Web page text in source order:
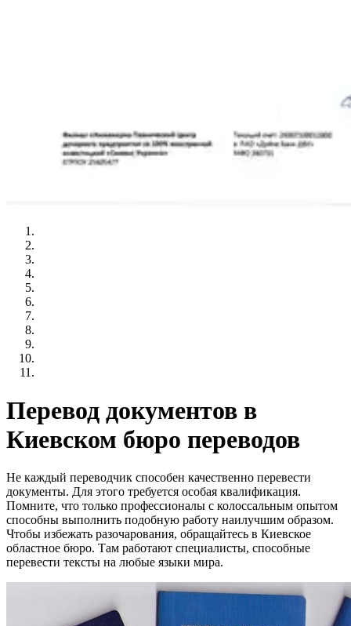
Перевод документов в
Киевском бюро переводов
Не каждый переводчик способен качественно перевести
документы. Для этого требуется особая квалификация.
Помните, что только профессионалы с колоссальным опытом
способны выполнить подобную работу наилучшим образом.
Чтобы избежать разочарования, обращайтесь в Киевское
областное бюро. Там работают специалисты, способные
перевести тексты на любые языки мира.